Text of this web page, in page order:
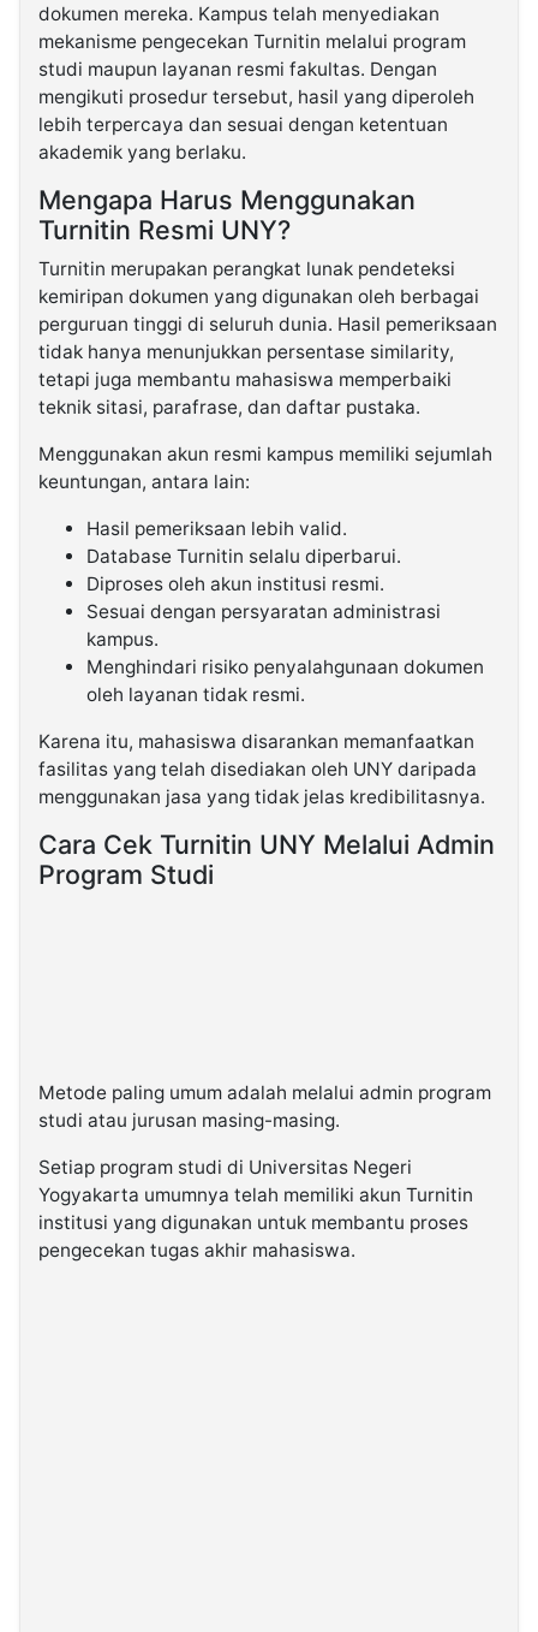
dokumen mereka. Kampus telah menyediakan
mekanisme pengecekan Turnitin melalui program
studi maupun layanan resmi fakultas. Dengan
mengikuti prosedur tersebut, hasil yang diperoleh
lebih terpercaya dan sesuai dengan ketentuan
akademik yang berlaku.
Mengapa Harus Menggunakan
Turnitin Resmi UNY?
Turnitin merupakan perangkat lunak pendeteksi
kemiripan dokumen yang digunakan oleh berbagai
perguruan tinggi di seluruh dunia. Hasil pemeriksaan
tidak hanya menunjukkan persentase similarity,
tetapi juga membantu mahasiswa memperbaiki
teknik sitasi, parafrase, dan daftar pustaka.
Menggunakan akun resmi kampus memiliki sejumlah
keuntungan, antara lain:
Hasil pemeriksaan lebih valid.
Database Turnitin selalu diperbarui.
Diproses oleh akun institusi resmi.
Sesuai dengan persyaratan administrasi
kampus.
Menghindari risiko penyalahgunaan dokumen
oleh layanan tidak resmi.
Karena itu, mahasiswa disarankan memanfaatkan
fasilitas yang telah disediakan oleh UNY daripada
menggunakan jasa yang tidak jelas kredibilitasnya.
Cara Cek Turnitin UNY Melalui Admin
Program Studi
Metode paling umum adalah melalui admin program
studi atau jurusan masing-masing.
Setiap program studi di Universitas Negeri
Yogyakarta umumnya telah memiliki akun Turnitin
institusi yang digunakan untuk membantu proses
pengecekan tugas akhir mahasiswa.